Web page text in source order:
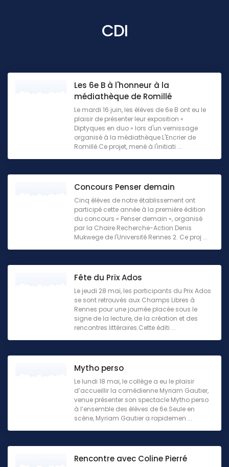
CDI
Les 6e B à l'honneur à la
médiathèque de Romillé
Le mardi 16 juin, les élèves de 6e B ont eu le
plaisir de présenter leur exposition «
Diptyques en duo » lors d'un vernissage
organisé à la médiathèque L'Encrier de
Romillé.Ce projet, mené à l'initiati ...
Concours Penser demain
Cinq élèves de notre établissement ont
participé cette année à la première édition
du concours « Penser demain », organisé
par la Chaire Recherche-Action Denis
Mukwege de l'Université Rennes 2. Ce proj ...
Fête du Prix Ados
Le jeudi 28 mai, les participants du Prix Ados
se sont retrouvés aux Champs Libres à
Rennes pour une journée placée sous le
signe de la lecture, de la création et des
rencontres littéraires.Cette éditi ...
Mytho perso
Le lundi 18 mai, le collège a eu le plaisir
d’accueillir la comédienne Myriam Gautier,
venue présenter son spectacle Mytho perso
à l’ensemble des élèves de 6e.Seule en
scène, Myriam Gautier a rapidemen ...
Rencontre avec Coline Pierré